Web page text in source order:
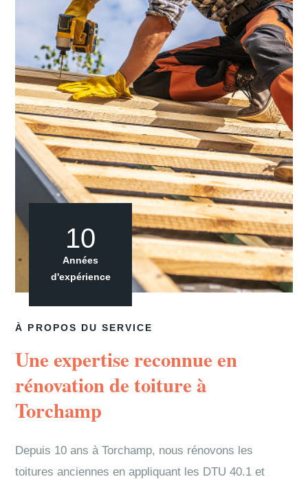
À PROPOS DU SERVICE
Une expertise reconnue en
rénovation de toiture à
Torchamp
Depuis 10 ans à Torchamp, nous rénovons les
toitures anciennes en appliquant les DTU 40.1 et
10
Années
d'expérience